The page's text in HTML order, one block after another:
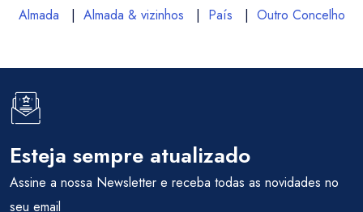
Almada | Almada & vizinhos | País | Outro Concelho
Esteja sempre atualizado
Assine a nossa Newsletter e receba todas as novidades no
seu email